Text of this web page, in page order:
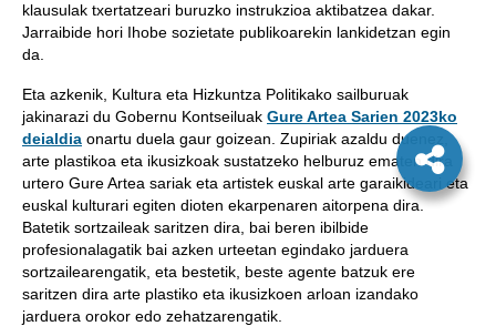
klausulak txertatzeari buruzko instrukzioa aktibatzea dakar.
Jarraibide hori Ihobe sozietate publikoarekin lankidetzan egin
da.
Eta azkenik, Kultura eta Hizkuntza Politikako sailburuak
jakinarazi du Gobernu Kontseiluak Gure Artea Sarien 2023ko
deialdia onartu duela gaur goizean. Zupiriak azaldu duenez,
arte plastikoa eta ikusizkoak sustatzeko helburuz ematen dira
urtero Gure Artea sariak eta artistek euskal arte garaikideari eta
euskal kulturari egiten dioten ekarpenaren aitorpena dira.
Batetik sortzaileak saritzen dira, bai beren ibilbide
profesionalagatik bai azken urteetan egindako jarduera
sortzailearengatik, eta bestetik, beste agente batzuk ere
saritzen dira arte plastiko eta ikusizkoen arloan izandako
jarduera orokor edo zehatzarengatik.